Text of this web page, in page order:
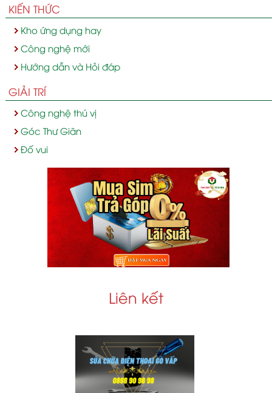
KIẾN THỨC
Kho ứng dụng hay
Công nghệ mới
Hướng dẫn và Hỏi đáp
GIẢI TRÍ
Công nghệ thú vị
Góc Thư Giãn
Đố vui
Liên kết